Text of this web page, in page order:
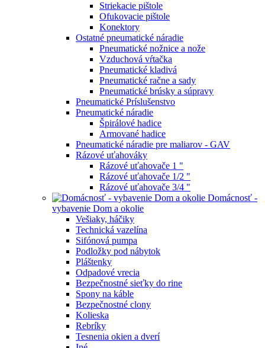
Striekacie pištole
Ofukovacie pištole
Konektory
Ostatné pneumatické náradie
Pneumatické nožnice a nože
Vzduchová vŕtačka
Pneumatické kladivá
Pneumatické račne a sady
Pneumatické brúsky a súpravy
Pneumatické Príslušenstvo
Pneumatické náradie
Špirálové hadice
Armované hadice
Pneumatické náradie pre maliarov - GAV
Rázové uťahováky
Rázové uťahovače 1 "
Rázové uťahovače 1/2 "
Rázové uťahovače 3/4 "
Domácnosť -
vybavenie Dom a okolie
Vešiaky, háčiky
Technická vazelína
Sifónová pumpa
Podložky pod nábytok
Pláštenky
Odpadové vrecia
Bezpečnostné sieťky do rine
Spony na káble
Bezpečnostné clony
Kolieska
Rebríky
Tesnenia okien a dverí